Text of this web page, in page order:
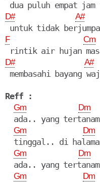
D# A#
F Cm
D# A#
membasahi bayang
Reff :
Gm Dm
ada.. yang
Gm Dm
tinggal.. di
Gm Dm
ada.. yang
Gm Dm